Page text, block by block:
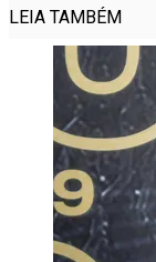
LEIA TAMBÉM